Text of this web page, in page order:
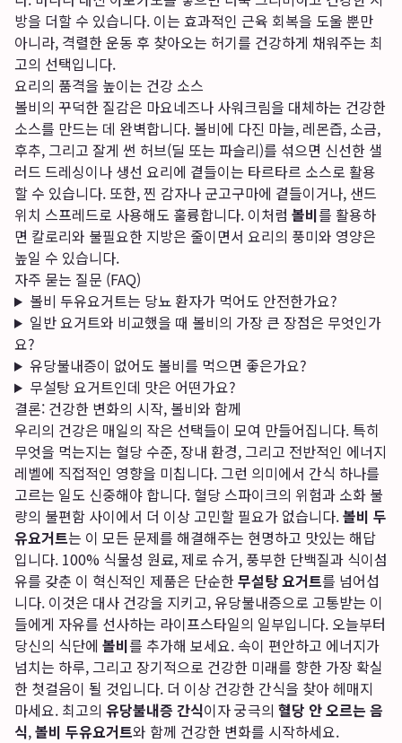
방을 더할 수 있습니다. 이는 효과적인 근육 회복을 도울 뿐만
아니라, 격렬한 운동 후 찾아오는 허기를 건강하게 채워주는 최
고의 선택입니다.
요리의 품격을 높이는 건강 소스
볼비의 꾸덕한 질감은 마요네즈나 사워크림을 대체하는 건강한
소스를 만드는 데 완벽합니다. 볼비에 다진 마늘, 레몬즙, 소금,
후추, 그리고 잘게 썬 허브(딜 또는 파슬리)를 섞으면 신선한 샐
러드 드레싱이나 생선 요리에 곁들이는 타르타르 소스로 활용
할 수 있습니다. 또한, 찐 감자나 군고구마에 곁들이거나, 샌드
위치 스프레드로 사용해도 훌륭합니다. 이처럼 볼비를 활용하
면 칼로리와 불필요한 지방은 줄이면서 요리의 풍미와 영양은
높일 수 있습니다.
자주 묻는 질문 (FAQ)
볼비 두유요거트는 당뇨 환자가 먹어도 안전한가요?
일반 요거트와 비교했을 때 볼비의 가장 큰 장점은 무엇인가
요?
유당불내증이 없어도 볼비를 먹으면 좋은가요?
무설탕 요거트인데 맛은 어떤가요?
결론: 건강한 변화의 시작, 볼비와 함께
우리의 건강은 매일의 작은 선택들이 모여 만들어집니다. 특히
무엇을 먹는지는 혈당 수준, 장내 환경, 그리고 전반적인 에너지
레벨에 직접적인 영향을 미칩니다. 그런 의미에서 간식 하나를
고르는 일도 신중해야 합니다. 혈당 스파이크의 위험과 소화 불
량의 불편함 사이에서 더 이상 고민할 필요가 없습니다.볼비 두
유요거트는 이 모든 문제를 해결해주는 현명하고 맛있는 해답
입니다. 100% 식물성 원료, 제로 슈거, 풍부한 단백질과 식이섬
유를 갖춘 이 혁신적인 제품은 단순한무설탕 요거트를 넘어섭
니다. 이것은 대사 건강을 지키고, 유당불내증으로 고통받는 이
들에게 자유를 선사하는 라이프스타일의 일부입니다. 오늘부터
당신의 식단에 볼비를 추가해 보세요. 속이 편안하고 에너지가
넘치는 하루, 그리고 장기적으로 건강한 미래를 향한 가장 확실
한 첫걸음이 될 것입니다. 더 이상 건강한 간식을 찾아 헤매지
마세요. 최고의 유당불내증 간식이자 궁극의 혈당 안 오르는 음
식,볼비 두유요거트와 함께 건강한 변화를 시작하세요.